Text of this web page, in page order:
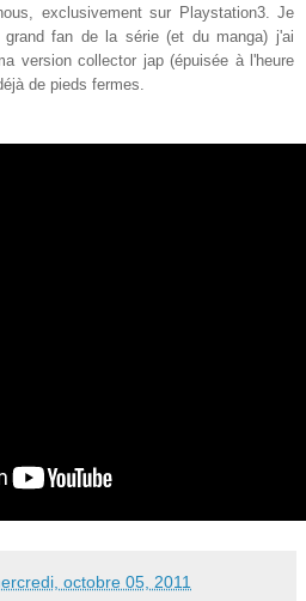
exclusivement sur Playstation3. Je
fan de la série (et du manga) j'ai
version collector jap (épuisée à l'heure
de pieds fermes.
octobre 05, 2011